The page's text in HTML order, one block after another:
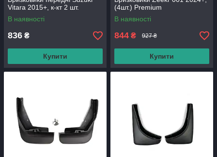
Vitara 2015+, к-кт 2 шт.
В наявності
836 ₴
Купити
(4шт.) Premium
В наявності
844 ₴ 927 ₴
Купити